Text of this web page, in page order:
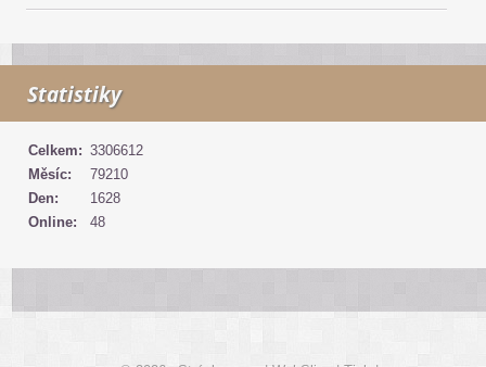
Statistiky
Online: 48
Celkem: 3306612
Měsíc:
79210
Den:
1628